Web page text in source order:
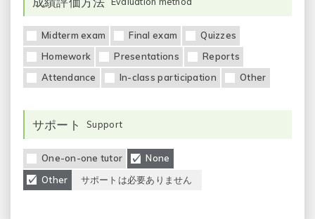
Midterm exam Final exam
Quizzes
Homework
Presentations
Reports
Attendance
In-class participation Other
サポート Support
One-on-one tutor
None
Other
サポートは必要ありません